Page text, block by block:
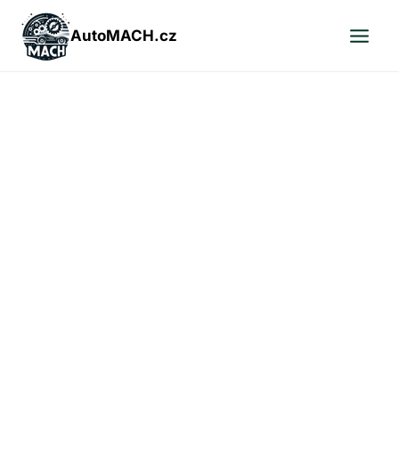
Přeskočit
obsah
AutoMACH.cz